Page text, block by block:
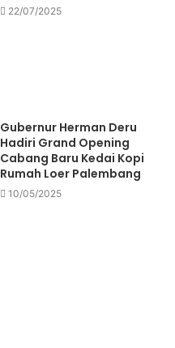
22/07/2025
Gubernur Herman Deru
Hadiri Grand Opening
Cabang Baru Kedai Kopi
Rumah Loer Palembang
10/05/2025